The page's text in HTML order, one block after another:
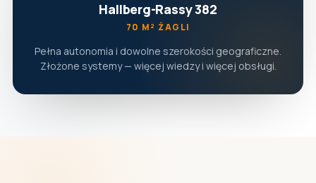
Hallberg-Rassy 382
70 M² ŻAGLI
Pełna autonomia i dowolne szerokości geograficzne.
Złożone systemy — więcej wiedzy i więcej obsługi.